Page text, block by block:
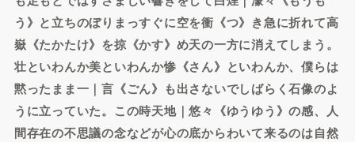
う》と立ちのぼりまっすぐに空を衝《つ》き急に折れて高
嶽《たかたけ》を掠《かす》め天の一方に消えてしまう。
壮といわんか美といわんか惨《さん》といわんか、僕らは
黙ったまま一｜言《ごん》も出さないでしばらく石像のよ
うに立っていた。この時天地｜悠々《ゆうゆう》の感、人
間存在の不思議の念などが心の底からわいて来るのは自然